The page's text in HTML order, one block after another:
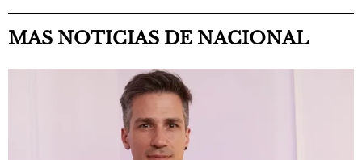
MAS NOTICIAS DE NACIONAL